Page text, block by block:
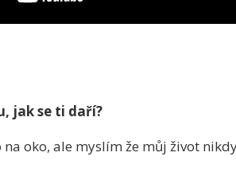
jak se ti daří?
na oko, ale myslím že můj život